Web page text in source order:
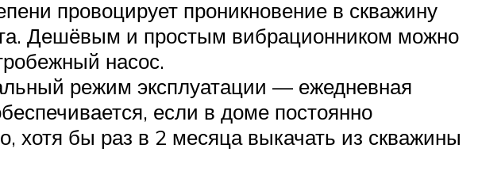
провоцирует проникновение в скважину
Дешёвым и простым вибрационником можно
насос.
режим эксплуатации — ежедневная
если в доме постоянно
хотя бы раз в 2 месяца выкачать из скважины